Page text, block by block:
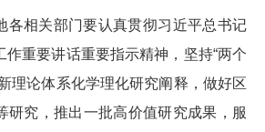
各相关部门要认真贯彻习近平总书记
作重要讲话重要指示精神，坚持“两个
理论体系化学理化研究阐释，做好区
研究，推出一批高价值研究成果，服